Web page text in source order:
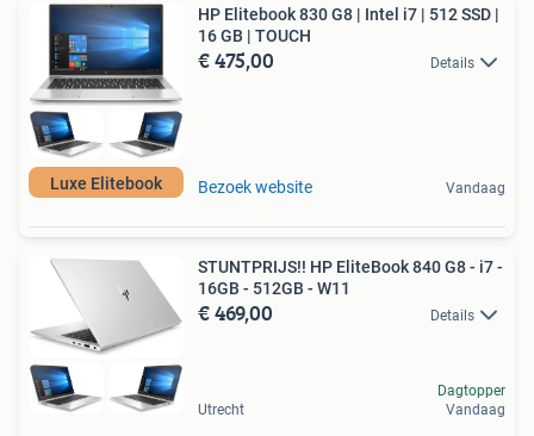
Luxe Elitebook
HP Elitebook 830 G8 | Intel i7 | 512 SSD |
16 GB | TOUCH
€ 475,00 Details
Bezoek website Vandaag
STUNTPRIJS!! HP EliteBook 840 G8 - i7 -
16GB - 512GB - W11
€ 469,00 Details
Utrecht
Dagtopper
Vandaag